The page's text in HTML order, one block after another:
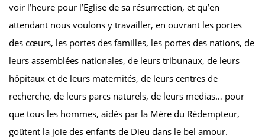
voir l’heure pour l’Eglise de sa résurrection, et qu’en
attendant nous voulons y travailler, en ouvrant les portes
des cœurs, les portes des familles, les portes des nations, de
leurs assemblées nationales, de leurs tribunaux, de leurs
hôpitaux et de leurs maternités, de leurs centres de
recherche, de leurs parcs naturels, de leurs medias… pour
que tous les hommes, aidés par la Mère du Rédempteur,
goûtent la joie des enfants de Dieu dans le bel amour.